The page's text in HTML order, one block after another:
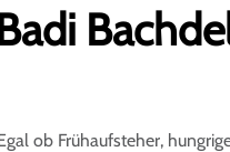
ob Frühaufsteher,